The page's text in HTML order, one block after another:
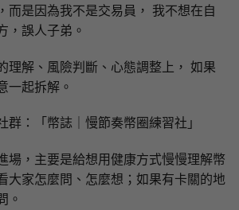
而是因為我不是交易員， 我不想在自
，誤人子弟。
理解、風險判斷、心態調整上， 如果
一起拆解。
群：「幣誌｜慢節奏幣圈練習社」
場，主要是給想用健康方式慢慢理解幣
大家怎麼問、怎麼想；如果有卡關的地
。